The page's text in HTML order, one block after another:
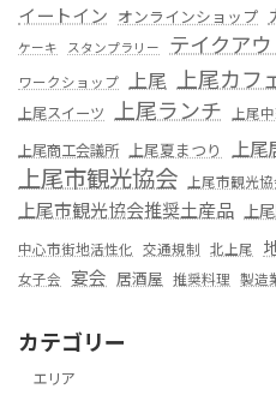
イートイン オンラインショップ
ケーキ スタンプラリー テイクアウ
ワークショップ 上尾 上尾カフ
上尾スイーツ 上尾ランチ 上尾
上尾商工会議所 上尾夏まつり 上
上尾市観光協会 上尾市観光
上尾市観光協会推奨土産品 上
中心市街地活性化 交通規制 北上尾
女子会 宴会 居酒屋 推奨料理 製造
カテゴリー
エリア